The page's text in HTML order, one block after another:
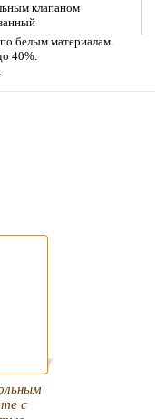
клапаном
белым материалам.
40%.
с